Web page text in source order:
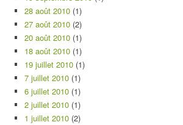
28 août 2010 (1)
27 août 2010 (2)
20 août 2010 (1)
18 août 2010 (1)
19 juillet 2010 (1)
7 juillet 2010 (1)
6 juillet 2010 (1)
2 juillet 2010 (1)
1 juillet 2010 (2)